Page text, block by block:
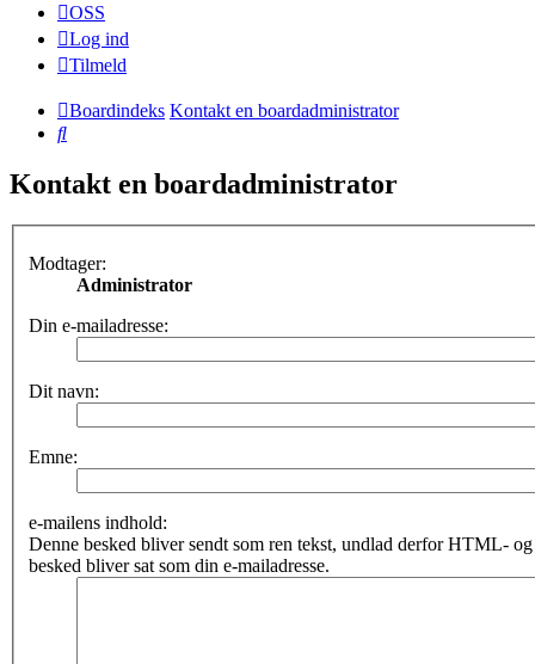
OSS
Log ind
Tilmeld
Boardindeks Kontakt en boardadministrator
Søg
Kontakt en boardadministrator
Modtager:
Administrator
Din e-mailadresse:
Dit navn:
Emne:
e-mailens indhold:
Denne besked bliver sendt som ren tekst, undlad derfor HTML-
besked bliver sat som din e-mailadresse.